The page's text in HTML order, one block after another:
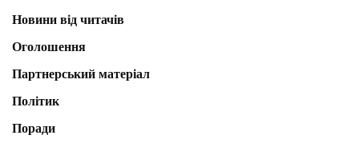
Новини від читачів
Оголошення
Партнерський матеріал
Політик
Поради